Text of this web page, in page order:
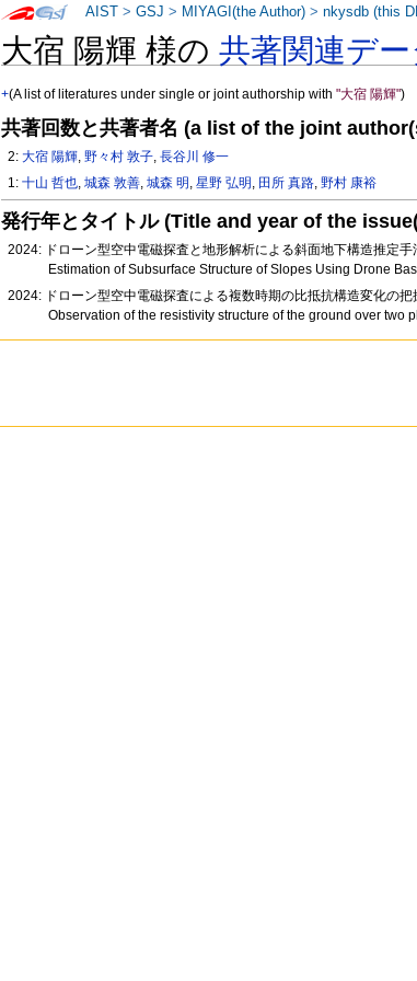
大宿 陽輝 様の共著関連デ
+(A list of literatures under single or joint authorship with"大宿 陽輝")
共著回数と共著者名 (a list of the joint
2:大宿 陽輝,野々村 敦子,長谷川 修一
1:十山 哲也,城森 敦善,城森 明 ,星野 弘明 , 田所 真路,野村 康裕
発行年とタイトル (Title and year of the
2024: ドローン型空中電磁探査と地形解析による斜面地下構造推定手
Estimation of Subsurface Structure of Slopes Using Drone
2024: ドローン型空中電磁探査による複数時期の比抵抗構造変化の把
Observation of the resistivity structure of the ground over two
AIST >GSJ > MIYAGI(the Author) >nkysdb (this